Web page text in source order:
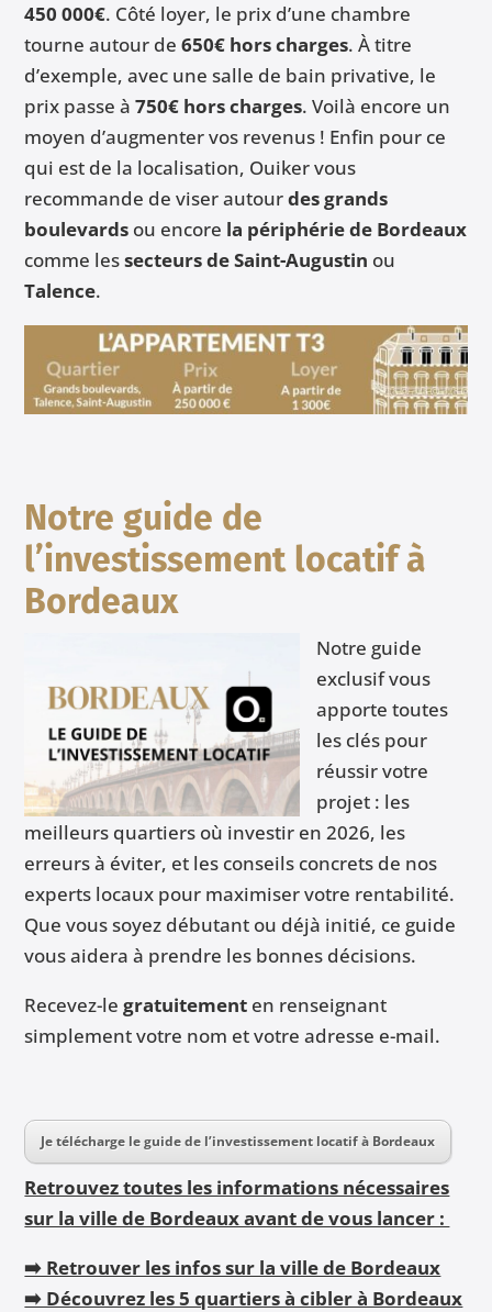
450 000€. Côté loyer, le prix d’une chambre
tourne autour de650€ hors charges. À titre
d’exemple, avec une salle de bain privative, le
prix passe à750€ hors charges. Voilà encore un
moyen d’augmenter vos revenus ! Enfin pour ce
qui est de la localisation, Ouiker vous
recommande de viser autourdes grands
boulevards ou encore la périphérie de Bordeaux
comme lessecteurs de Saint-Augustin ou
Talence.
Notre guide de
l’investissement locatif à
Bordeaux
Notre guide
exclusif vous
apporte toutes
les clés pour
réussir votre
projet : les
meilleurs quartiers où investir en 2026, les
erreurs à éviter, et les conseils concrets de nos
experts locaux pour maximiser votre rentabilité.
Que vous soyez débutant ou déjà initié, ce guide
vous aidera à prendre les bonnes décisions.
Recevez-legratuitement en renseignant
simplement votre nom et votre adresse e-mail.
Je télécharge le guide de l’investissement locatif à Bordeaux
Retrouvez toutes les informations nécessaires
sur la ville de Bordeaux avant de vous lancer :
➡️ Retrouver les infos sur la ville de Bordeaux
➡️ Découvrez les 5 quartiers à cibler à Bordeaux